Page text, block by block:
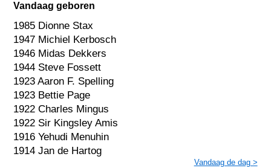
Vandaag geboren
1985 Dionne Stax
1947 Michiel Kerbosch
1946 Midas Dekkers
1944 Steve Fossett
1923 Aaron F. Spelling
1923 Bettie Page
1922 Charles Mingus
1922 Sir Kingsley Amis
1916 Yehudi Menuhin
1914 Jan de Hartog
Vandaag de dag >